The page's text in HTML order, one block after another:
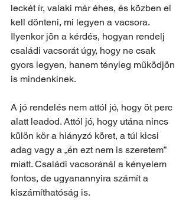
leckét ír, valaki már éhes, és közben el
kell dönteni, mi legyen a vacsora.
Ilyenkor jön a kérdés, hogyan rendelj
családi vacsorát úgy, hogy ne csak
gyors legyen, hanem tényleg működjön
is mindenkinek.
A jó rendelés nem attól jó, hogy öt perc
alatt leadod. Attól jó, hogy utána nincs
külön kör a hiányzó köret, a túl kicsi
adag vagy a „én ezt nem is szeretem”
miatt. Családi vacsoránál a kényelem
fontos, de ugyanannyira számít a
kiszámíthatóság is.